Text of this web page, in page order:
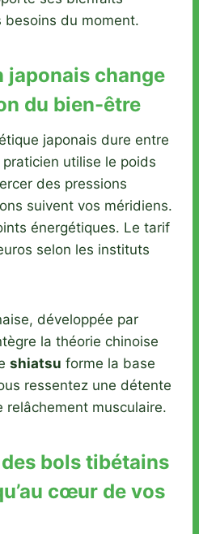
besoins du moment.
japonais change
du bien-être
japonais dure entre
utilise le poids
des pressions
suivent vos méridiens.
énergétiques. Le tarif
selon les instituts
développée par
la théorie chinoise
shiatsu forme la base
ressentez une détente
relâchement musculaire.
bols tibétains
cœur de vos